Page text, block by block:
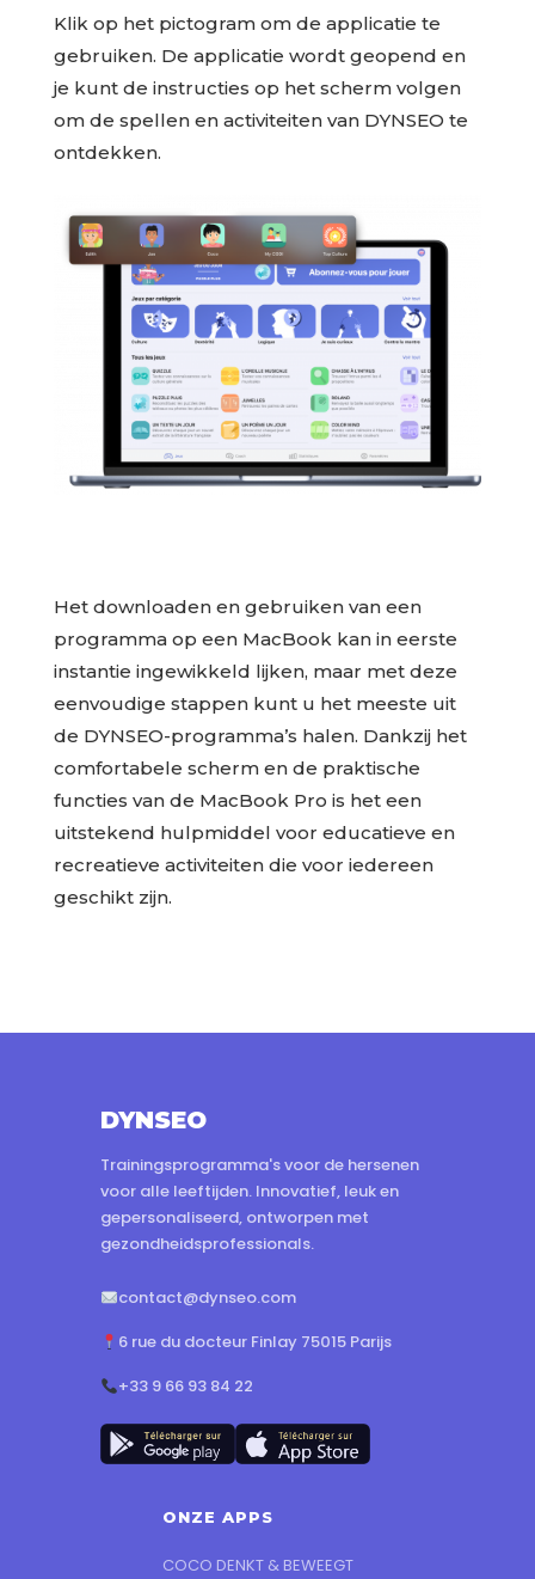
Klik op het pictogram om de applicatie te
gebruiken. De applicatie wordt geopend en
je kunt de instructies op het scherm volgen
om de spellen en activiteiten van DYNSEO te
ontdekken.
Het downloaden en gebruiken van een
programma op een MacBook kan in eerste
instantie ingewikkeld lijken, maar met deze
eenvoudige stappen kunt u het meeste uit
de DYNSEO-programma’s halen. Dankzij het
comfortabele scherm en de praktische
functies van de MacBook Pro is het een
uitstekend hulpmiddel voor educatieve en
recreatieve activiteiten die voor iedereen
geschikt zijn.
DYNSEO
Trainingsprogramma's voor de hersenen
voor alle leeftijden. Innovatief, leuk en
gepersonaliseerd, ontworpen met
gezondheidsprofessionals.
contact@dynseo.com
6 rue du docteur Finlay 75015 Parijs
+33 9 66 93 84 22
ONZE APPS
COCO DENKT & BEWEEGT